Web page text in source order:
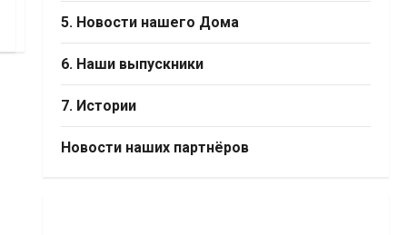
5. Новости нашего Дома
6. Наши выпускники
7. Истории
Новости наших партнёров